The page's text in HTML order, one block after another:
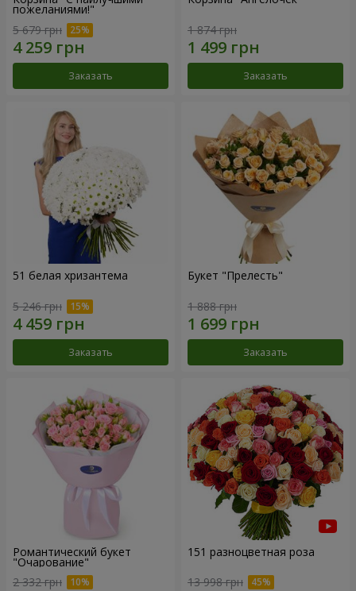
пожеланиями!"
5 679 грн
Заказать
1 874 грн
Заказать
51 белая хризантема
5 246 грн
Заказать
Букет "Прелесть"
1 888 грн
Заказать
Романтический букет
"Очарование"
2 332 грн
151 разноцветная роза
13 998 грн